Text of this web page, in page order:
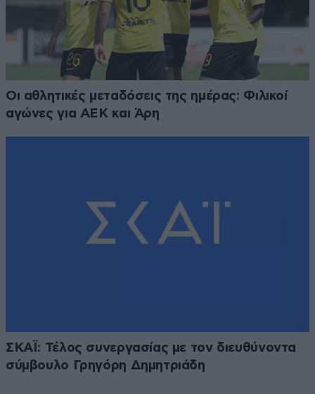
Οι αθλητικές μεταδόσεις της ημέρας: Φιλικοί
αγώνες για ΑΕΚ και Άρη
ΣΚΑΪ: Τέλος συνεργασίας με τον διευθύνοντα
σύμβουλο Γρηγόρη Δημητριάδη